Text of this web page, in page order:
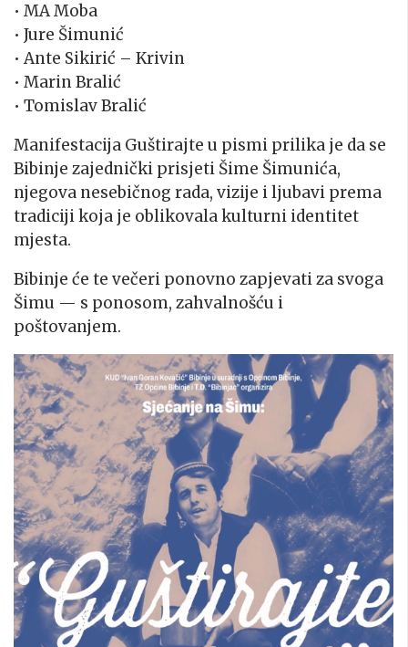
• MA Moba
• Jure Šimunić
• Ante Sikirić – Krivin
• Marin Bralić
• Tomislav Bralić
Manifestacija Guštirajte u pismi prilika je da se
Bibinje zajednički prisjeti Šime Šimunića,
njegova nesebičnog rada, vizije i ljubavi prema
tradiciji koja je oblikovala kulturni identitet
mjesta.
Bibinje će te večeri ponovno zapjevati za svoga
Šimu — s ponosom, zahvalnošću i
poštovanjem.